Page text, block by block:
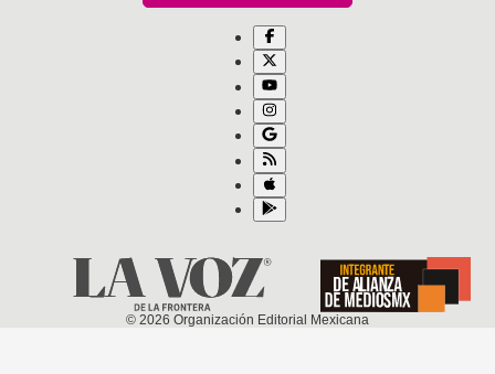
© 2026 Organización Editorial Mexicana